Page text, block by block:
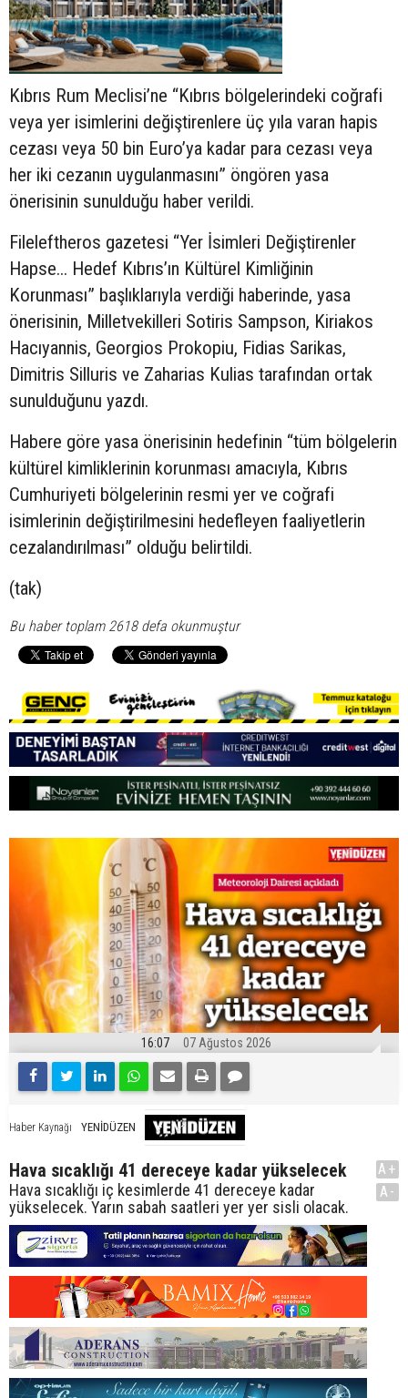
Kıbrıs Rum Meclisi’ne “Kıbrıs bölgelerindeki coğrafi
veya yer isimlerini değiştirenlere üç yıla varan hapis
cezası veya 50 bin Euro’ya kadar para cezası veya
her iki cezanın uygulanmasını” öngören yasa
önerisinin sunulduğu haber verildi.
Fileleftheros gazetesi “Yer İsimleri Değiştirenler
Hapse... Hedef Kıbrıs’ın Kültürel Kimliğinin
Korunması” başlıklarıyla verdiği haberinde, yasa
önerisinin, Milletvekilleri Sotiris Sampson, Kiriakos
Hacıyannis, Georgios Prokopiu, Fidias Sarikas,
Dimitris Silluris ve Zaharias Kulias tarafından ortak
sunulduğunu yazdı.
Habere göre yasa önerisinin hedefinin “tüm bölgelerin
kültürel kimliklerinin korunması amacıyla, Kıbrıs
Cumhuriyeti bölgelerinin resmi yer ve coğrafi
isimlerinin değiştirilmesini hedefleyen faaliyetlerin
cezalandırılması” olduğu belirtildi.
(tak)
Bu haber toplam 2618 defa okunmuştur
16:07 07 Ağustos 2026
Haber Kaynağı YENİDÜZEN
Hava sıcaklığı 41 dereceye kadar yükselecek
Hava sıcaklığı iç kesimlerde 41 dereceye kadar
yükselecek. Yarın sabah saatleri yer yer sisli olacak.
A+
A-